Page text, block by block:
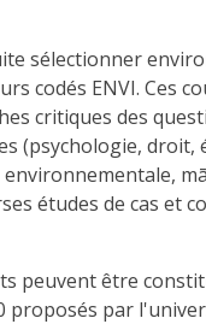
sélectionner
codés ENVI. Ces
critiques des
(psychologie, droit,
études de cas et
peuvent être
proposés par